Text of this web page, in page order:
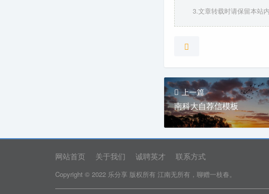
3.文章转载时请保留本站
上一篇
南科大自荐信模板
网站首页 关于我们 诚聘英才 联系方式
Copyright © 2022 乐分享 版权所有 江南无所有，聊赠一枝春。